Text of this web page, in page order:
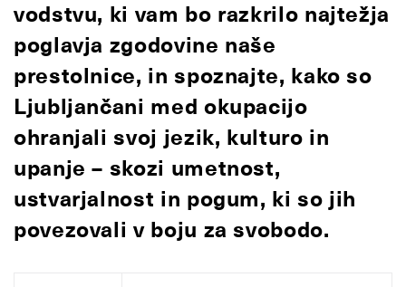
vodstvu, ki vam bo razkrilo najtežja
poglavja zgodovine naše
prestolnice, in spoznajte, kako so
Ljubljančani med okupacijo
ohranjali svoj jezik, kulturo in
upanje – skozi umetnost,
ustvarjalnost in pogum, ki so jih
povezovali v boju za svobodo.